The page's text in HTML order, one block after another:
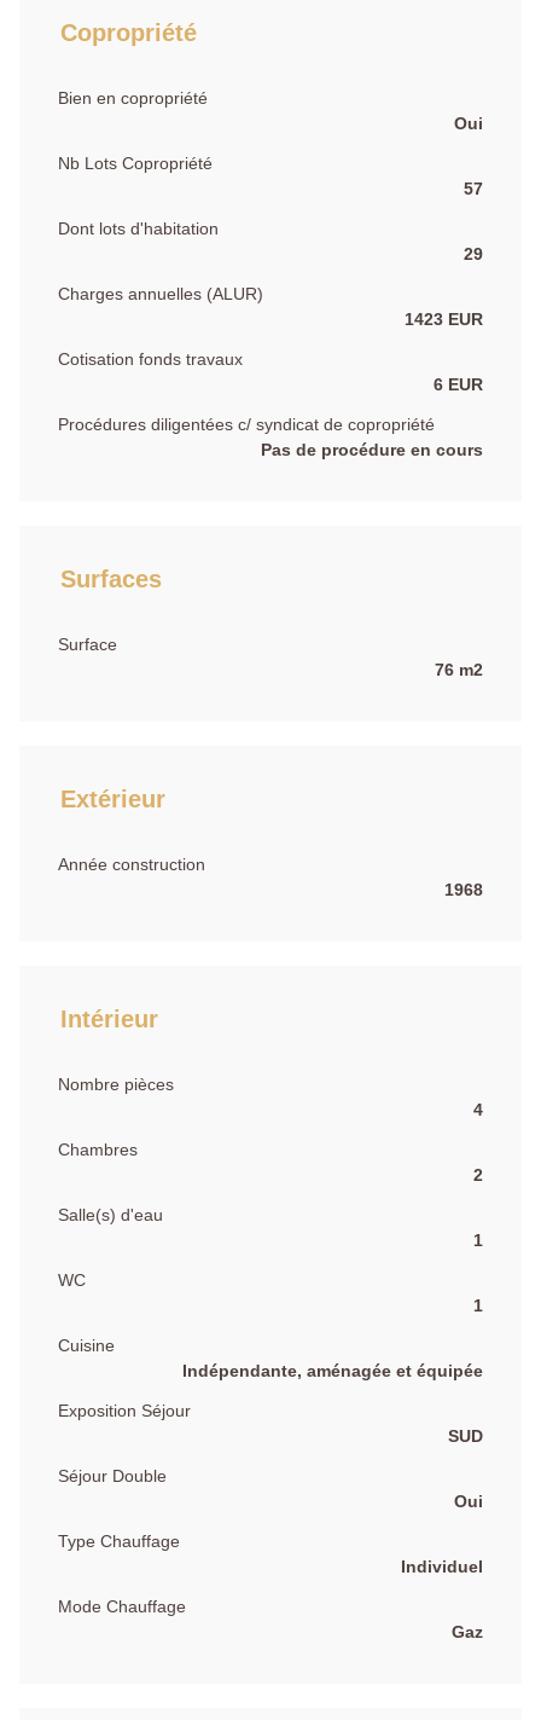
Copropriété
Bien en copropriété
Oui
Nb Lots Copropriété
57
Dont lots d'habitation
29
Charges annuelles (ALUR)
1423 EUR
Cotisation fonds travaux
6 EUR
Procédures diligentées c/ syndicat de copropriété
Pas de procédure en cours
Surfaces
Surface
76 m2
Extérieur
Année construction
1968
Intérieur
Nombre pièces
4
Chambres
2
Salle(s) d'eau
1
WC
1
Cuisine
Indépendante, aménagée et équipée
Exposition Séjour
SUD
Séjour Double
Oui
Type Chauffage
Individuel
Mode Chauffage
Gaz